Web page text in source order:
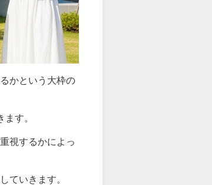
かという大枠の
す。
視するかによっ
ていきます。